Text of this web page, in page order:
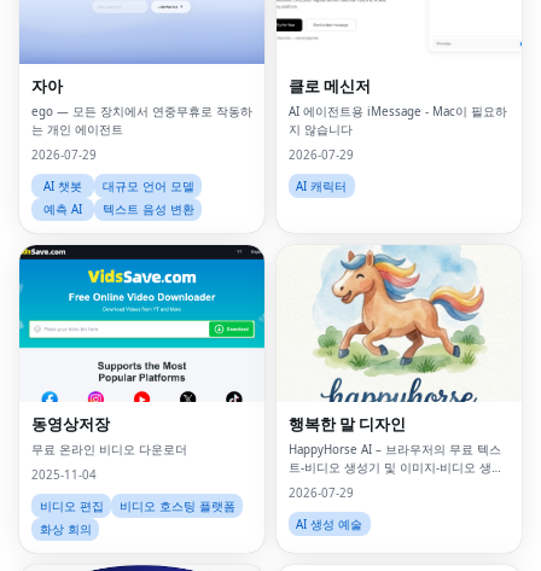
자아
ego — 모든 장치에서 연중무휴로 작동하
는 개인 에이전트
2026-07-29
AI 챗봇
대규모 언어 모델
예측 AI
텍스트 음성 변환
클로 메신저
AI 에이전트용 iMessage - Mac이 필요하
지 않습니다
2026-07-29
AI 캐릭터
동영상저장
무료 온라인 비디오 다운로더
2025-11-04
비디오 편집
비디오 호스팅 플랫폼
화상 회의
행복한 말 디자인
HappyHorse AI – 브라우저의 무료 텍스
트-비디오 생성기 및 이미지-비디오 생성
기
2026-07-29
AI 생성 예술